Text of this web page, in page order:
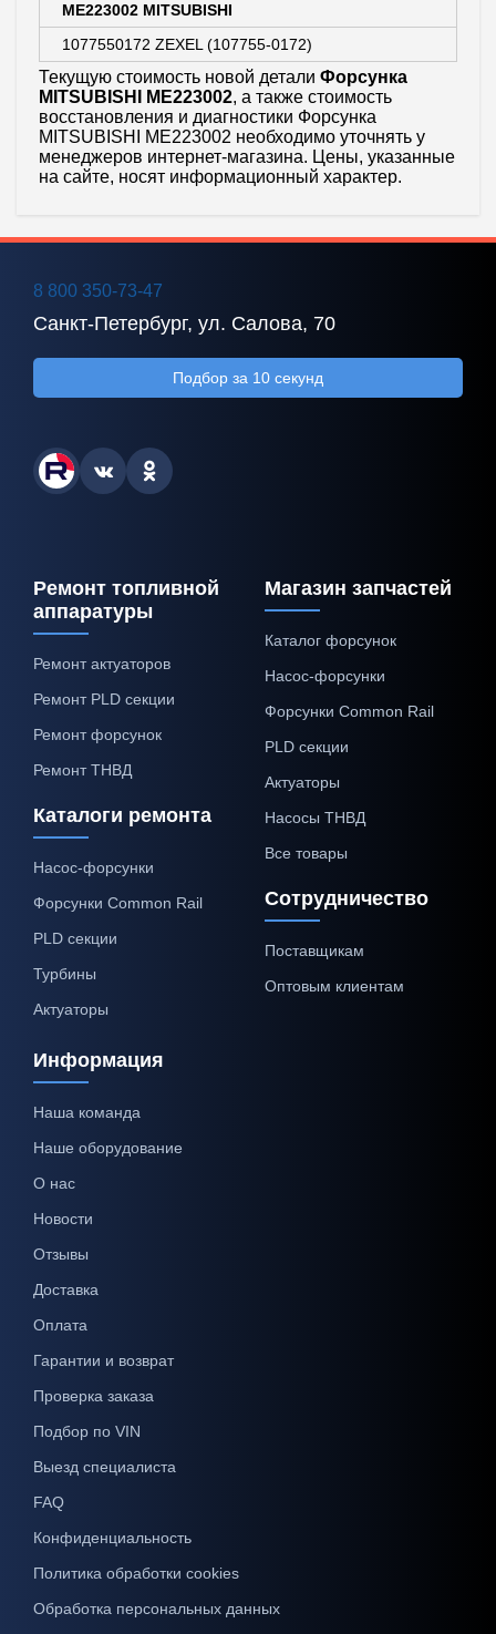
ME223002 MITSUBISHI
1077550172 ZEXEL (107755-0172)
Текущую стоимость новой детали Форсунка
MITSUBISHI ME223002, а также стоимость
восстановления и диагностики Форсунка
MITSUBISHI ME223002 необходимо уточнять у
менеджеров интернет-магазина. Цены, указанные
на сайте, носят информационный характер.
8 800 350-73-47
Санкт-Петербург, ул. Салова, 70
Подбор за 10 секунд
Ремонт топливной
аппаратуры
Ремонт актуаторов
Ремонт PLD секции
Ремонт форсунок
Ремонт ТНВД
Каталоги ремонта
Насос-форсунки
Форсунки Common Rail
PLD секции
Турбины
Актуаторы
Магазин запчастей
Каталог форсунок
Насос-форсунки
Форсунки Common Rail
PLD секции
Актуаторы
Насосы ТНВД
Все товары
Сотрудничество
Поставщикам
Оптовым клиентам
Информация
Наша команда
Наше оборудование
О нас
Новости
Отзывы
Доставка
Оплата
Гарантии и возврат
Проверка заказа
Подбор по VIN
Выезд специалиста
FAQ
Конфиденциальность
Политика обработки cookies
Обработка персональных данных